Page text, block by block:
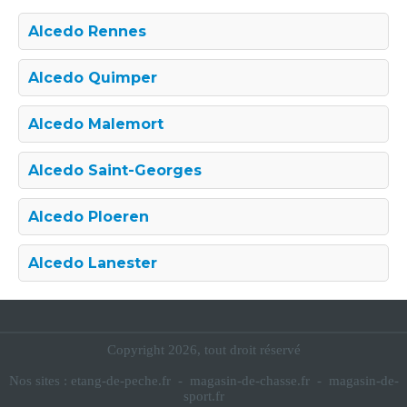
Alcedo Rennes
Alcedo Quimper
Alcedo Malemort
Alcedo Saint-Georges
Alcedo Ploeren
Alcedo Lanester
Copyright 2026, tout droit réservé
Nos sites : etang-de-peche.fr- magasin-de-chasse.fr- magasin-de-
sport.fr